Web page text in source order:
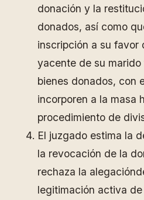
donación y la
donados, así como
inscripción a su favor
yacente de su
bienes donados, con
incorporen a la masa
procedimiento de
El juzgado estima la
la revocación de la
rechaza la
legitimación activa